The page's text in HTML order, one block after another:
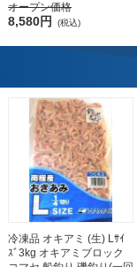
オープン価格
8,580円 (税込)
冷凍品 オキアミ (生) Lｻｲ
ｽﾞ3kg オキアミブロック